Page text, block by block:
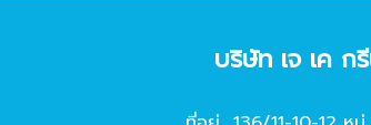
บริษัท เจ เค